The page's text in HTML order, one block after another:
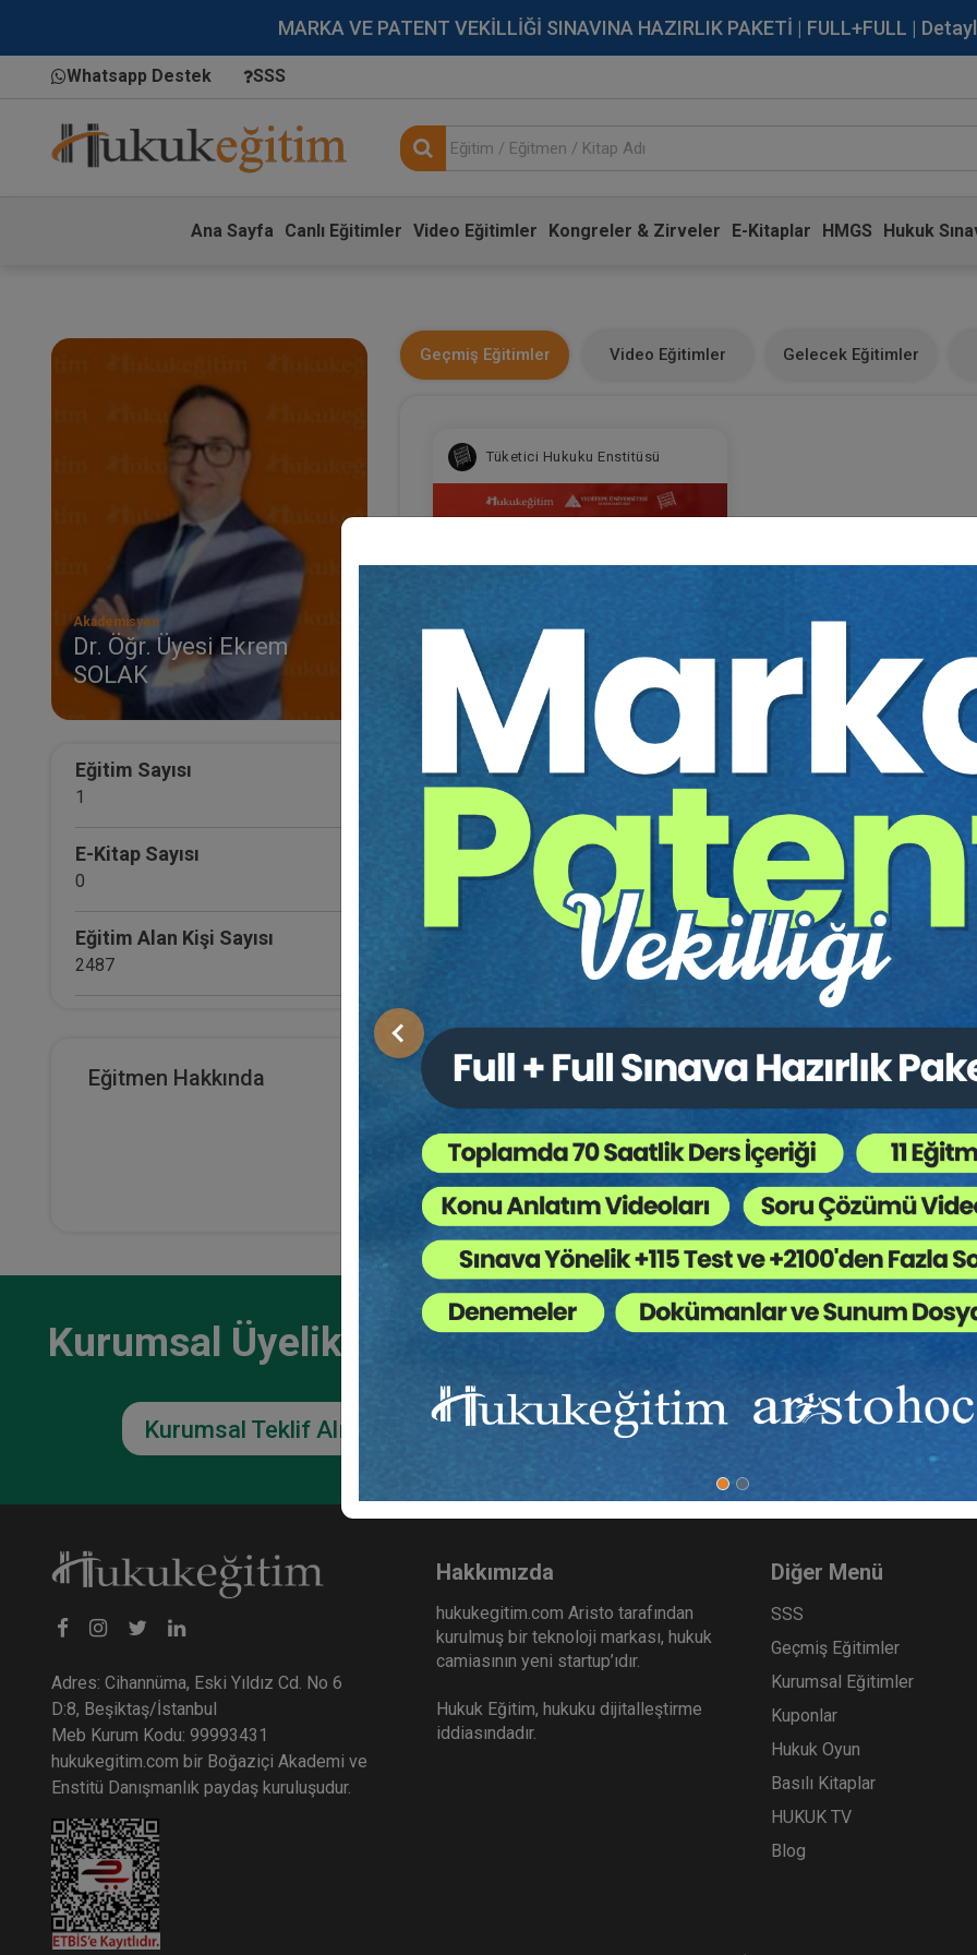
MARKA VE PATENT VEKİLLİĞİ SINAVINA HAZIRLIK PAKETİ | FULL+FULL |
Whatsapp Destek SSS
Ana Sayfa Canlı Eğitimler Video Eğitimler Kongreler & Zirveler E-Kitaplar HMGS Hukuk
Önceki
Akademisyen
Dr. Öğr. Üyesi Ekrem
SOLAK
Eğitim Sayısı
1
E-Kitap Sayısı
0
Eğitim Alan Kişi Sayısı
2487
Geçmiş Eğitimler Video Eğitimler Gelecek Eğitimler
Tüketici Hukuku Enstitüsü
V. TİCARET HUKUKU KONGRESİ
Eğitim Yapıldı Tekrar Talep Et
Eğitmen Hakkında
Kurumsal Üyelikler İçin
Kurumsal Teklif Alın
Ekibinizin hukuk bilgisini yükseltin, kaliteli içeriklerle
Ekibinize, Hukuk Eğitim’in birbirinden kaliteli
sınırsız erişim imkanı sunun.
Adres: Cihannüma, Eski Yıldız Cd. No 6
D:8, Beşiktaş/İstanbul
Meb Kurum Kodu: 99993431
hukukegitim.com bir Boğaziçi Akademi ve
Enstitü Danışmanlık paydaş kuruluşudur.
Hakkımızda
hukukegitim.com Aristo tarafından
kurulmuş bir teknoloji markası, hukuk
camiasının yeni startup’ıdır.
Hukuk Eğitim, hukuku dijitalleştirme
iddiasındadır.
Diğer Menü
SSS
Geçmiş Eğitimler
Kurumsal Eğitimler
Kuponlar
Hukuk Oyun
Basılı Kitaplar
HUKUK TV
Blog